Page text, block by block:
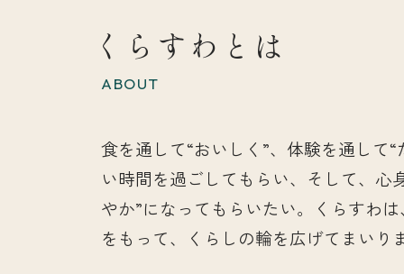
くらすわとは
ABOUT
食を通して“おいしく”、体験を通して“
い時間を過ごしてもらい、そして、心
やか”になってもらいたい。くらすわ
をもって、くらしの輪を広げてまいりま